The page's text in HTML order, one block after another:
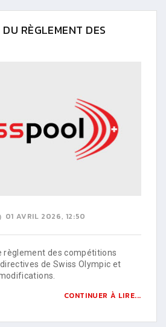
RÈGLEMENT DES
01 AVRIL 2026, 12:50
règlement des compétitions
de Swiss Olympic et
CONTINUER À LIRE...